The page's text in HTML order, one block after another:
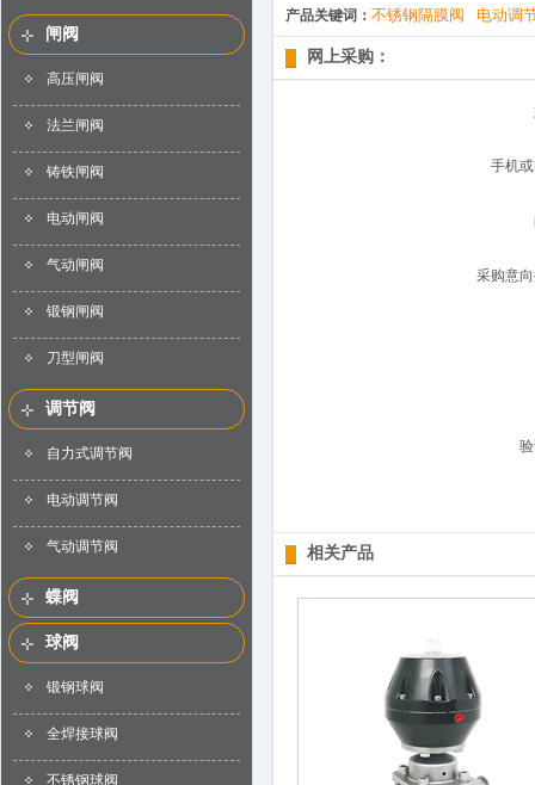
闸阀
高压闸阀
法兰闸阀
铸铁闸阀
电动闸阀
气动闸阀
锻钢闸阀
刀型闸阀
调节阀
自力式调节阀
电动调节阀
气动调节阀
蝶阀
球阀
锻钢球阀
全焊接球阀
不锈钢球阀
产品关键词： 不锈钢隔膜阀 电动调
网上采购：
手机
采购意
相关产品